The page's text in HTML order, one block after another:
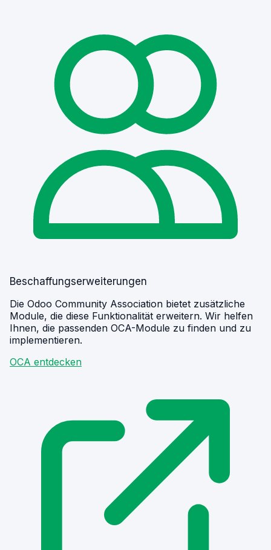
Beschaffungserweiterungen
Die Odoo Community Association bietet zusätzliche
Module, die diese Funktionalität erweitern. Wir helfen
Ihnen, die passenden OCA-Module zu finden und zu
implementieren.
OCA entdecken